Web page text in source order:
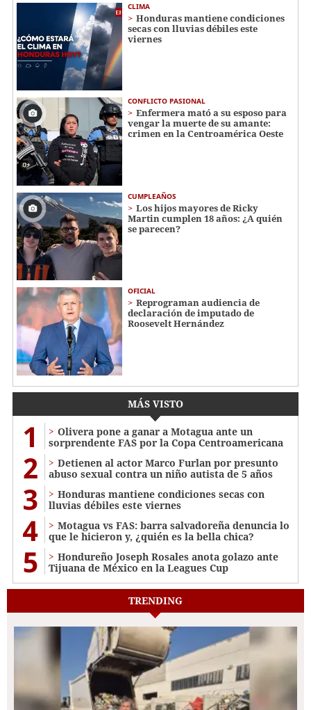
CLIMA
Honduras mantiene condiciones
secas con lluvias débiles este
viernes
CONFLICTO PASIONAL
Enfermera mató a su esposo para
vengar la muerte de su amante:
crimen en la Centroamérica Oeste
CUMPLEAÑOS
Los hijos mayores de Ricky
Martin cumplen 18 años: ¿A quién
se parecen?
OFICIAL
Reprograman audiencia de
declaración de imputado de
Roosevelt Hernández
MÁS VISTO
1
Olivera pone a ganar a Motagua ante un
sorprendente FAS por la Copa Centroamericana
2
Detienen al actor Marco Furlan por presunto
abuso sexual contra un niño autista de 5 años
3
Honduras mantiene condiciones secas con
lluvias débiles este viernes
4
Motagua vs FAS: barra salvadoreña denuncia lo
que le hicieron y, ¿quién es la bella chica?
5
Hondureño Joseph Rosales anota golazo ante
Tijuana de México en la Leagues Cup
TRENDING